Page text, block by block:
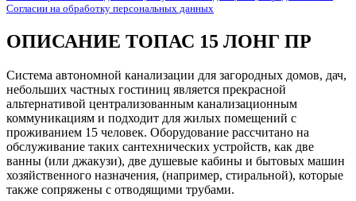
Согласии на обработку персональных данных
ОПИСАНИЕ ТОПАС 15 ЛОНГ ПР
Система автономной канализации для загородных домов, дач,
небольших частных гостиниц является прекрасной
альтернативой централизованным канализационным
коммуникациям и подходит для жилых помещений с
проживанием 15 человек. Оборудование рассчитано на
обслуживание таких сантехнических устройств, как две
ванны (или джакузи), две душевые кабины и бытовых машин
хозяйственного назначения, (например, стиральной), которые
также сопряжены с отводящими трубами.